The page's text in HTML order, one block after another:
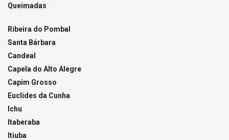
Queimadas
Ribeira do Pombal
Santa Bárbara
Candeal
Capela do Alto Alegre
Capim Grosso
Euclides da Cunha
Ichu
Itaberaba
Itiuba